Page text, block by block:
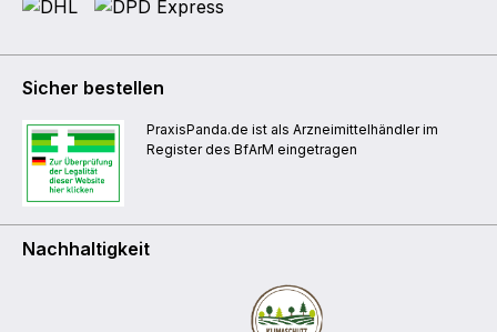
Sicher bestellen
PraxisPanda.de ist als Arzneimittelhändler im
Register des BfArM eingetragen
Nachhaltigkeit